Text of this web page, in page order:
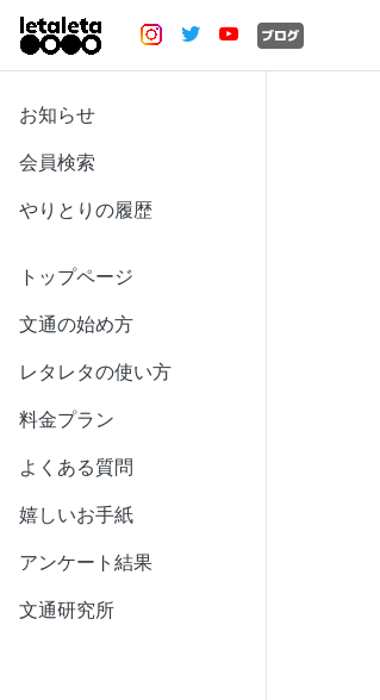
お知らせ
会員検索
やりとりの履歴
トップページ
文通の始め方
レタレタの使い方
料金プラン
よくある質問
嬉しいお手紙
アンケート結果
文通研究所